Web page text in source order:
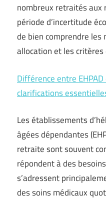
nombreux retraités aux
période d’incertitude
de bien comprendre les
allocation et les critères
Différence entre
clarifications
Les établissements
âgées dépendantes
retraite sont souvent
répondent à des
s’adressent
des soins médicaux